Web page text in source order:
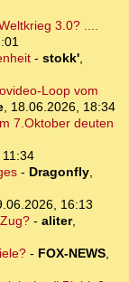
3.0? ....
- stokk',
Loop vom
, 18.06.2026, 18:34
7.Oktober deuten
- Dragonfly,
16:13
- aliter,
- FOX-NEWS,